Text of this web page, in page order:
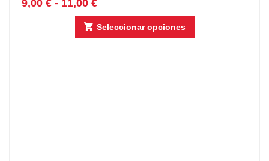
9,00 € - 11,00 €
Seleccionar opciones